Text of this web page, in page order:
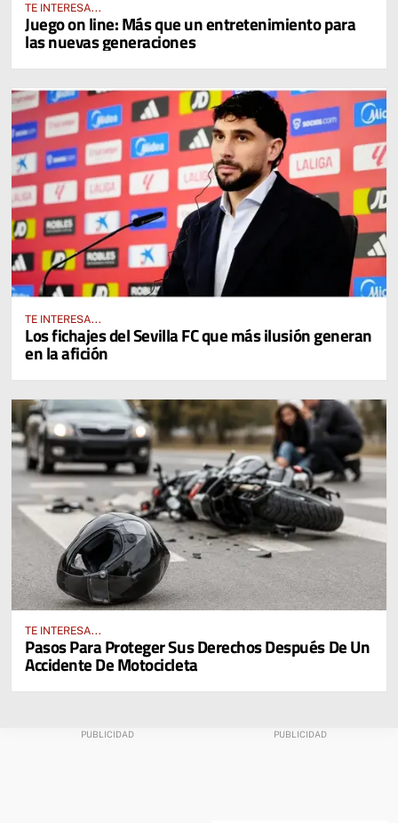
TE INTERESA...
Juego on line: Más que un entretenimiento para
las nuevas generaciones
TE INTERESA...
Los fichajes del Sevilla FC que más ilusión generan
en la afición
TE INTERESA...
Pasos Para Proteger Sus Derechos Después De Un
Accidente De Motocicleta